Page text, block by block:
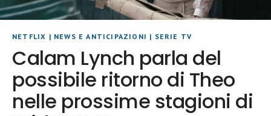
NETFLIX | NEWS E ANTICIPAZIONI | SERIE TV
Calam Lynch parla del
possibile ritorno di Theo
nelle prossime stagioni di